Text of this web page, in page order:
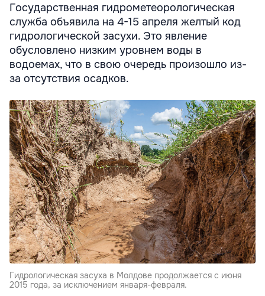
Государственная гидрометеорологическая
служба объявила на 4-15 апреля желтый код
гидрологической засухи. Это явление
обусловлено низким уровнем воды в
водоемах, что в свою очередь произошло из-
за отсутствия осадков.
Гидрологическая засуха в Молдове продолжается с июня
2015 года, за исключением января-февраля.